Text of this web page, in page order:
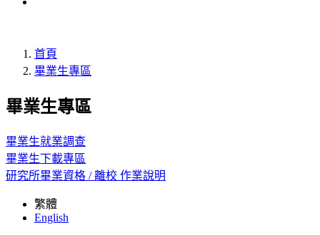
首頁
畢業生專區
畢業生專區
畢業生就業調查
畢業生下載專區
研究所畢業資格 / 離校 作業說明
繁體
English